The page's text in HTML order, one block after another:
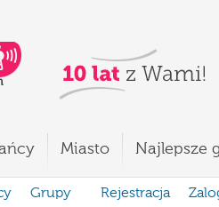
Miasto Najlepsze
Grupy Rejestracja